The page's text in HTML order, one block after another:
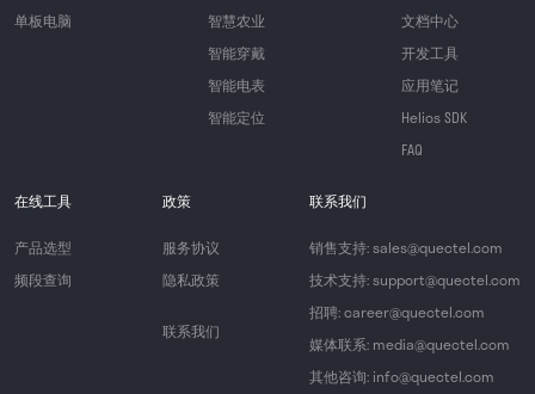
单板电脑
智慧农业
智能穿戴
智能电表
智能定位
文档中心
开发工具
应用笔记
Helios SDK
FAQ
在线工具
产品选型
频段查询
政策
服务协议
隐私政策
联系我们
联系我们
销售支持: sales@quectel.com
技术支持: support@quectel.com
招聘: career@quectel.com
媒体联系: media@quectel.com
其他咨询: info@quectel.com